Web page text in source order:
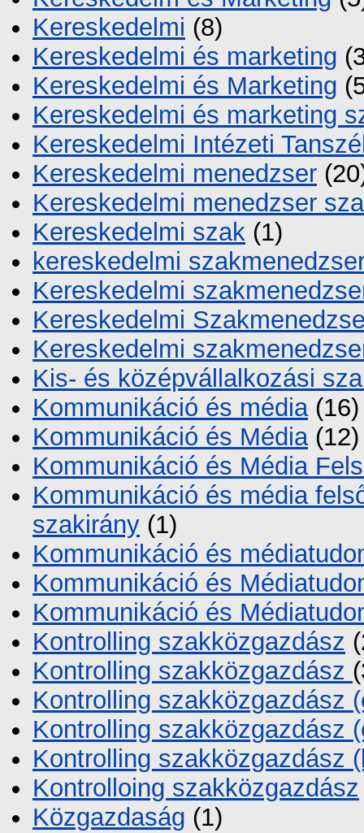
Kereskedelmi (8)
Kereskedelmi és marketing
Kereskedelmi és Marketing
Kereskedelmi és marketing
Kereskedelmi Intézeti
Kereskedelmi menedzser
Kereskedelmi menedzser
Kereskedelmi szak (1)
kereskedelmi
Kereskedelmi
Kereskedelmi
Kereskedelmi
Kis- és középvállalkozási
Kommunikáció és média(16)
Kommunikáció és Média(12)
Kommunikáció és Média
Kommunikáció és média
szakirány (1)
Kommunikáció és
Kommunikáció és
Kommunikáció és
Kontrolling szakközgazdász
Kontrolling szakközgazdász
Kontrolling szakközgazdász
Kontrolling szakközgazdász
Kontrolling szakközgazdász
Kontrolloing szakközgazdász
Közgazdaság (1)